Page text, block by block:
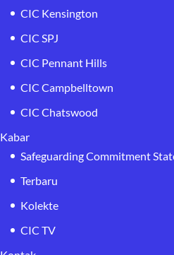
CIC Kensington
CIC SPJ
CIC Pennant Hills
CIC Campbelltown
CIC Chatswood
Kabar
Safeguarding Commitment
Terbaru
Kolekte
CIC TV